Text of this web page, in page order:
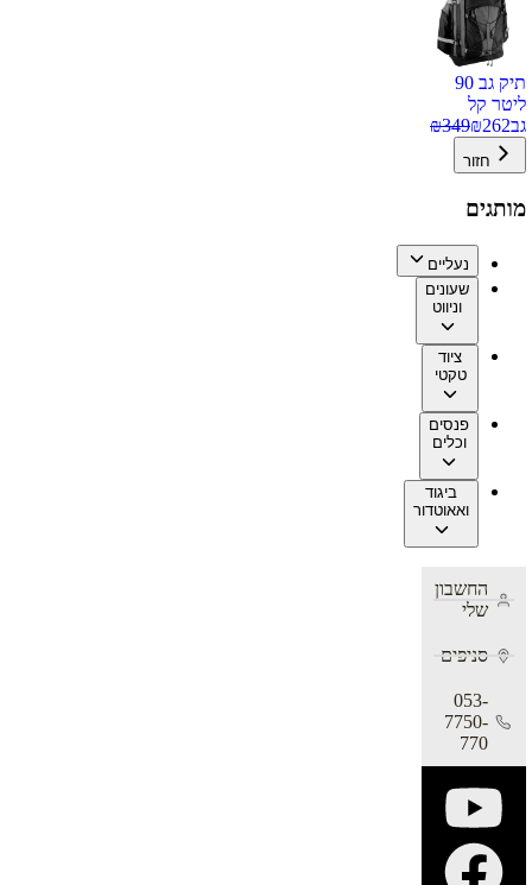
תיק גב 90
ליטר קל
גב
₪262
₪349
חזור
מותגים
נעליים
שעונים
וניווט
ציוד
טקטי
פנסים
וכלים
ביגוד
ואאוטדור
החשבון
שלי
סניפים
053-
7750-
770